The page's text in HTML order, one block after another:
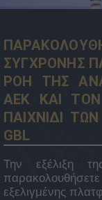
ΣΥΓΧΡΟΝΗΣ
ΡΟΗ ΤΗΣ
ΑΕΚ ΚΑΙ
ΠΑΙΧΝΙΔΙ
GBL
Την εξέλιξη
εξελιγμένης